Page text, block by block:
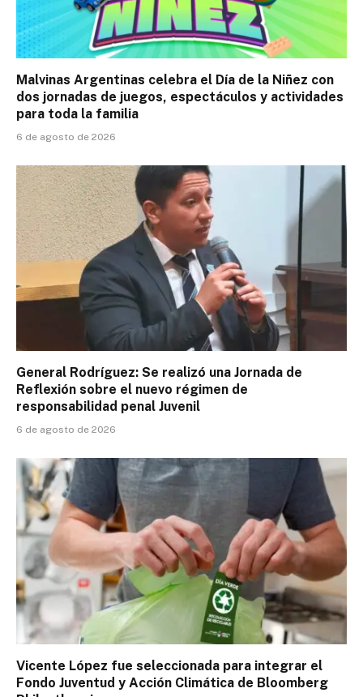
Malvinas Argentinas celebra el Día de la Niñez con
dos jornadas de juegos, espectáculos y actividades
para toda la familia
6 de agosto de 2026
General Rodríguez: Se realizó una Jornada de
Reflexión sobre el nuevo régimen de
responsabilidad penal Juvenil
6 de agosto de 2026
Vicente López fue seleccionada para integrar el
Fondo Juventud y Acción Climática de Bloomberg